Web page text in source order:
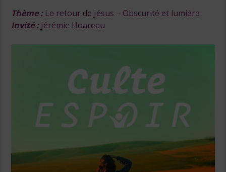
Thème :Le retour de Jésus – Obscurité et lumière
Invité :Jérémie Hoareau